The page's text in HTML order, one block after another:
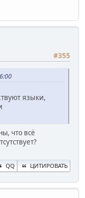
#355
языки,
что всё
QQ ЦИТИРОВАТЬ